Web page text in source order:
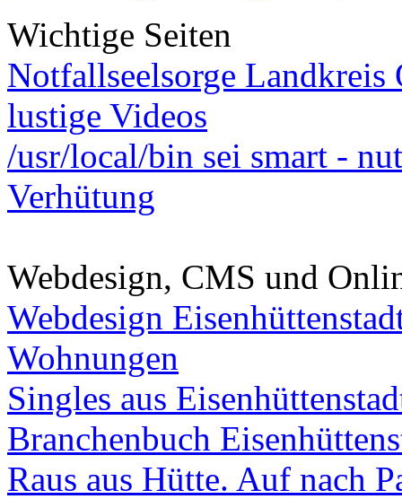
Wichtige Seiten
Notfallseelsorge Landkreis
lustige Videos
/usr/local/bin sei smart -
Verhütung
Webdesign, CMS und
Webdesign
Wohnungen
Singles aus
Branchenbuch
Raus aus Hütte. Auf nach